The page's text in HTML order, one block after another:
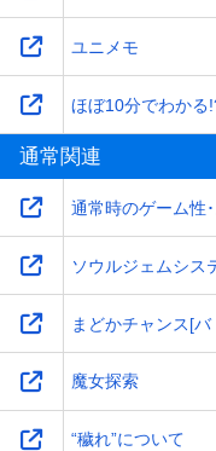
ユニメモ
ほぼ10分でわかる
通常関連
通常時のゲーム性
ソウルジェムシス
まどかチャンス[
魔女探索
“穢れ”について